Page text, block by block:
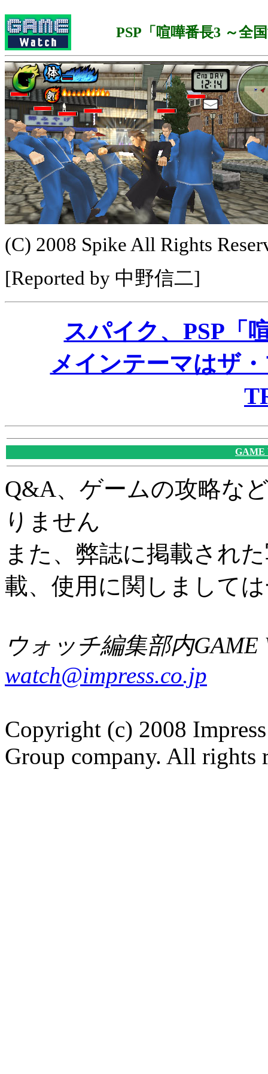
PSP「喧嘩番長3 ～全
(C) 2008 Spike All Rights
[Reported by 中野信二]
スパイク、PSP「
メインテーマはザ
GAME
Q&A、ゲームの攻略な
りません
また、弊誌に掲載され
載、使用に関しまして
ウォッチ編集部内GAME
watch@impress.co.jp
Copyright (c) 2008
Group company. All rights